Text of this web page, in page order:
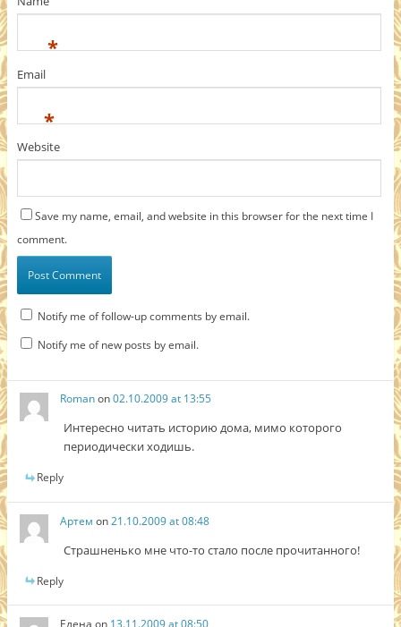
*
Email
*
Website
Save my name, email, and website in this browser for the next time I
comment.
Notify me of follow-up comments by email.
Notify me of new posts by email.
Romanon02.10.2009 at 13:55
Интересно читать историю дома, мимо которого
периодически ходишь.
Reply
Артем on21.10.2009 at 08:48
Страшненько мне что-то стало после прочитанного!
Reply
Елена on 13.11.2009 at 08:50